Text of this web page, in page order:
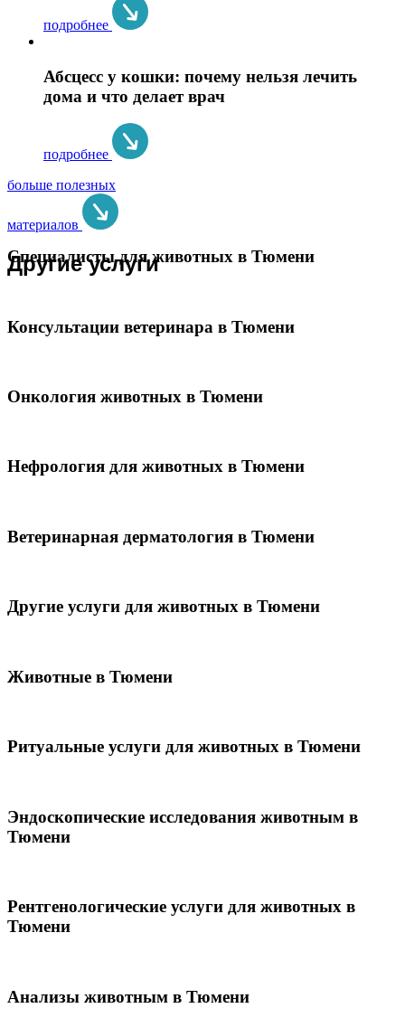
подробнее
Абсцесс у кошки: почему нельзя лечить
дома и что делает врач
подробнее
больше полезных
материалов
Другие услуги
Специалисты для животных в Тюмени
Консультации ветеринара в Тюмени
Онкология животных в Тюмени
Нефрология для животных в Тюмени
Ветеринарная дерматология в Тюмени
Другие услуги для животных в Тюмени
Животные в Тюмени
Ритуальные услуги для животных в Тюмени
Эндоскопические исследования животным в
Тюмени
Рентгенологические услуги для животных в
Тюмени
Анализы животным в Тюмени